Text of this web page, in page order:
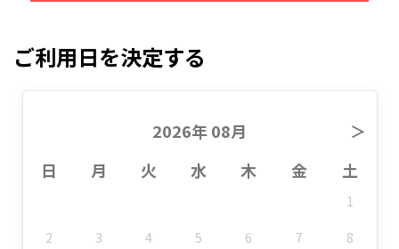
ご利用日を決定する
2026年 08月
＞
日
月 火 水 木 金 土
1
2 3 4 5 6 7 8